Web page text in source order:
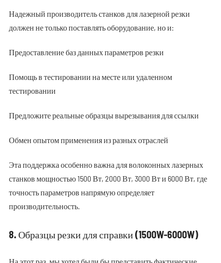
Надежный производитель станков для лазерной резки
должен не только поставлять оборудование, но и:
Предоставление баз данных параметров резки
Помощь в тестировании на месте или удаленном
тестировании
Предложите реальные образцы вырезывания для ссылки
Обмен опытом применения из разных отраслей
Эта поддержка особенно важна для волоконных лазерных
станков мощностью 1500 Вт, 2000 Вт, 3000 Вт и 6000 Вт, где
точность параметров напрямую определяет
производительность.
8. Образцы резки для справки (1500W-6000W)